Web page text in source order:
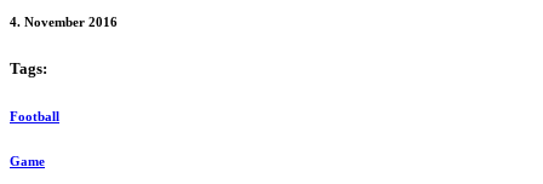
4. November 2016
Tags:
Football
Game